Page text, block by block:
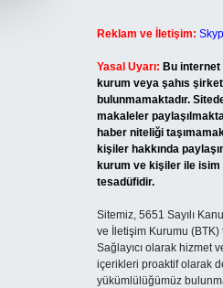
Reklam ve İletişim:
Yasal Uyarı: Bu
kurum veya şahıs
bulunmamaktadır.
makaleler
haber niteliği
kişiler hakkında
kurum ve kişiler ile
tesadüfidir.
Sitemiz, 5651 Sayılı
ve İletişim Kurumu (BTK)
Sağlayıcı olarak hizmet
içerikleri proaktif olarak
yükümlülüğümüz